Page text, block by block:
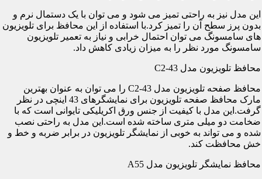
این مدل نیز به راحتی تمیز می شود و می توان با یک دستمال نرم و
بدون پرز سطح آن را تمیز کرد.با استفاده از این محافظ برای تلویزیون
های سامسونگ می توان احتمال خرابی و نیاز به تعمیر تلویزیون
سامسونگ مورد نظر را به میزان زیادی کاهش داد.
محافظ تلویزیون مدل C2-43
محافظ صفحه تلویزیون مدل C2-43 را می توان به عنوان بهترین
مارک محافظ صفحه تلویزیون برای نمایشگرهای 43 اینچی در نظر
گرفت.این مدل با کیفیت از جنس ورق اکریلیکی تایوانی است که با
ضخامت دو میلی متری ساخته شده است.این مدل به راحتی نصب
شده و می تواند به خوبی از نمایشگر تلویزیون در برابر ضربه و خط و
خش محافظت کند.
محافظ نمایشگر تلویزیون مدل A55